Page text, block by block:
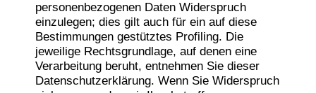
personenbezogenen Daten Widerspruch
einzulegen; dies gilt auch für ein auf diese
Bestimmungen gestütztes Profiling. Die
jeweilige Rechtsgrundlage, auf denen eine
Verarbeitung beruht, entnehmen Sie dieser
Datenschutzerklärung. Wenn Sie Widerspruch